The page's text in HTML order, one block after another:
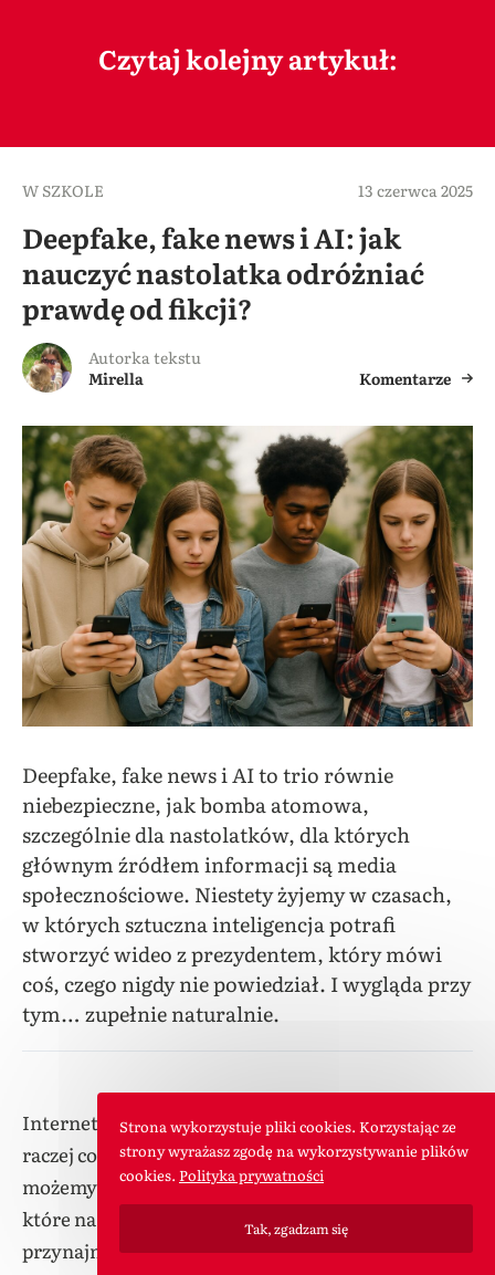
Czytaj kolejny artykuł:
W SZKOLE 13 czerwca 2025
Deepfake, fake news i AI: jak
nauczyć nastolatka odróżniać
prawdę od fikcji?
Autorka tekstu
Mirella
Komentarze
Deepfake, fake news i AI to trio równie
niebezpieczne, jak bomba atomowa,
szczególnie dla nastolatków, dla których
głównym źródłem informacji są media
społecznościowe. Niestety żyjemy w czasach,
w których sztuczna inteligencja potrafi
stworzyć wideo z prezydentem, który mówi
coś, czego nigdy nie powiedział. I wygląda przy
tym… zupełnie naturalnie.
Internet nie zniknie, a w dobie AI oszustw będzie
raczej coraz więcej niż coraz mniej. Z nostalgią
możemy wspominać łańcuszki szczęścia na GG,
które na kilometr pachniały naiwnością, ale
przynajmniej nikomu nie robiły krzywdy. Dziś
Strona wykorzystuje pliki cookies. Korzystając ze
strony wyrażasz zgodę na wykorzystywanie plików
cookies. Polityka prywatności
Tak, zgadzam się